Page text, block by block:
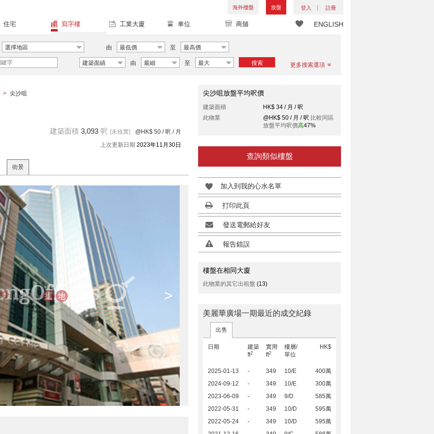
海外樓盤 放盤 登入 註冊
ENGLISH
住宅 寫字樓 工業大廈 車位 商舖
選擇地區 由 最低價 至 最高價
建築面績 由 最細 至 最大 搜索 更多搜索選項
> 尖沙咀
建築面積 3,093 呎 [未核實] @HK$ 50 / 呎 / 月
上次更新日期 2023年11月30日
街景
>
尖沙咀放盤平均呎價
建築面積
HK$ 34 / 月 / 呎
此物業
@HK$ 50 / 月 / 呎 比較同區
放盤平均呎價高47%
查詢類似樓盤
加入到我的心水名單
打印此頁
發送電郵給好友
報告錯誤
樓盤在相同大廈
此物業的其它出租盤 (13)
美麗華廣場一期最近的成交紀錄
出售
日期
建築
ft2
實用
ft2
樓層/
單位
HK$
2025-01-13 - 349 10/E
400萬
2024-09-12
- 349 10/E
300萬
2023-06-09
- 349 9/D
585萬
2022-05-31
- 349 10/D
595萬
2022-05-24
- 349 10/D
595萬